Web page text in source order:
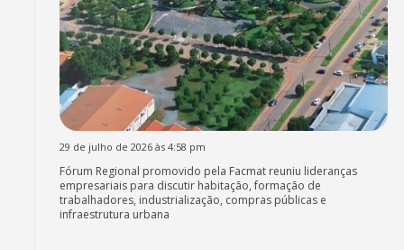
29 de julho de 2026 às 4:58 pm
Fórum Regional promovido pela Facmat reuniu lideranças
empresariais para discutir habitação, formação de
trabalhadores, industrialização, compras públicas e
infraestrutura urbana